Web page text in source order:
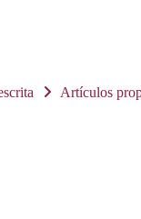
Artículos